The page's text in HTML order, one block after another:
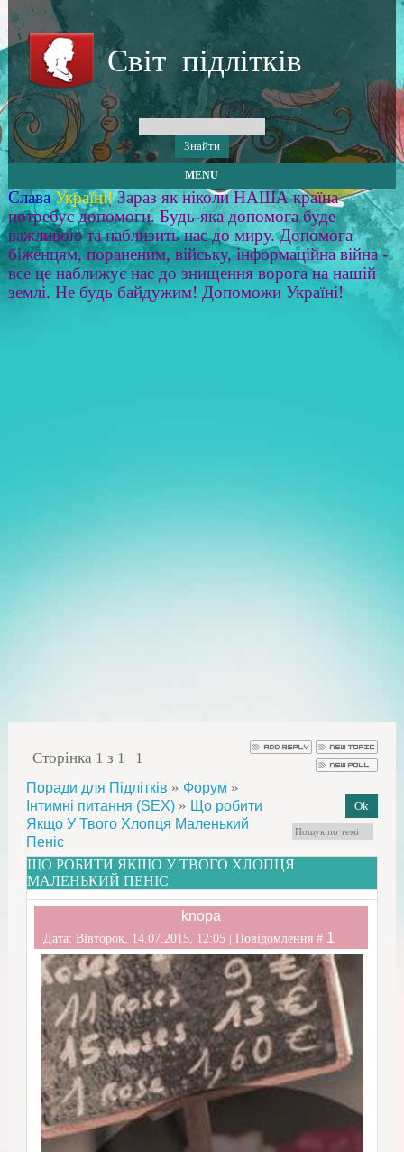
Світ підлітків
MENU
Слава Україні! Зараз як ніколи НАША країна
потребує допомоги. Будь-яка допомога буде
важливою та наблизить нас до миру. Допомога
біженцям, пораненим, війську, інформаційна війна -
все це наближує нас до знищення ворога на нашій
землі. Не будь байдужим! Допоможи Україні!
Сторінка 1 з 1 1
Поради для Підлітків » Форум »
Інтимні питання (SEX) » Що робити
Якщо У Твого Хлопця Маленький
Пеніс
ЩО РОБИТИ ЯКЩО У ТВОГО ХЛОПЦЯ
МАЛЕНЬКИЙ ПЕНІС
knopa
Дата: Вівторок, 14.07.2015, 12:05 | Повідомлення # 1